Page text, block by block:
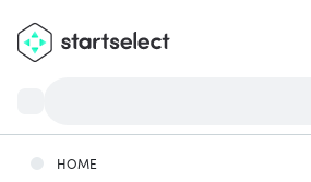
HOME